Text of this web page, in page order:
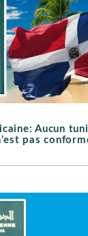
Aucun
pas